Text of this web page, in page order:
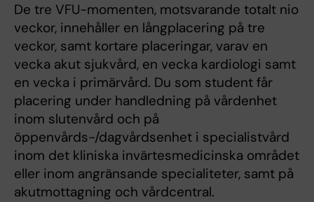
De tre VFU-momenten, motsvarande totalt nio
veckor, innehåller en långplacering på tre
veckor, samt kortare placeringar, varav en
vecka akut sjukvård, en vecka kardiologi samt
en vecka i primärvård. Du som student får
placering under handledning på vårdenhet
inom slutenvård och på
öppenvårds-/dagvårdsenhet i specialistvård
inom det kliniska invärtesmedicinska området
eller inom angränsande specialiteter, samt på
akutmottagning och vårdcentral.